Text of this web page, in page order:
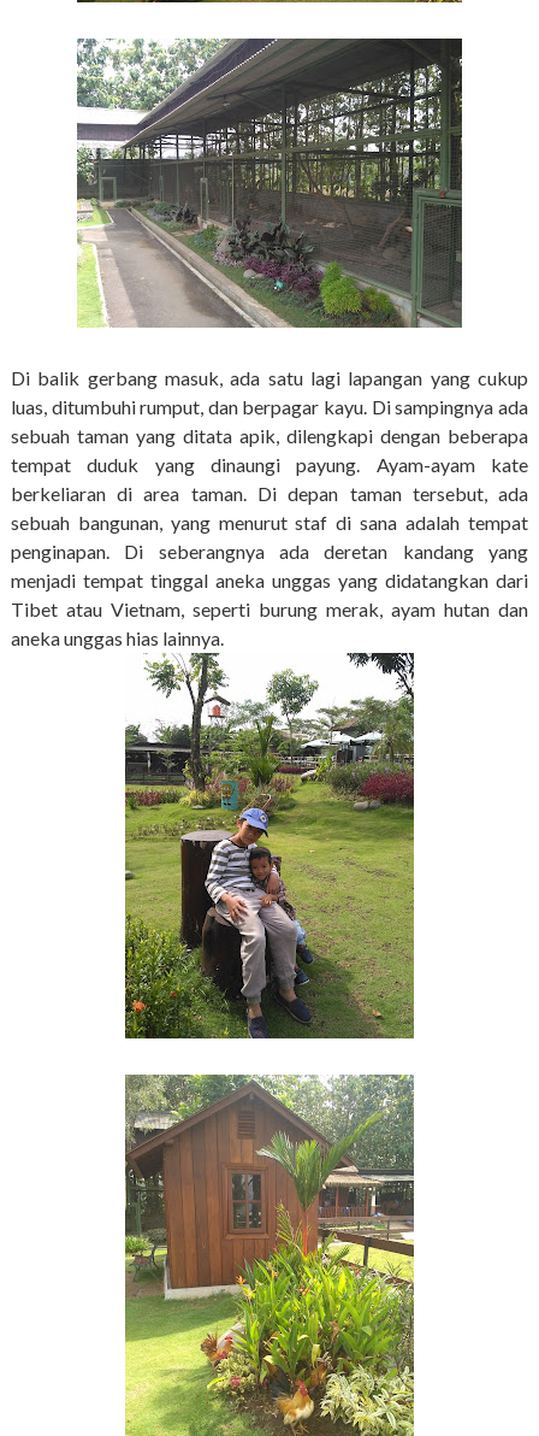
Di balik gerbang masuk, ada satu lagi lapangan yang cukup
luas, ditumbuhi rumput, dan berpagar kayu. Di sampingnya ada
sebuah taman yang ditata apik, dilengkapi dengan beberapa
tempat duduk yang dinaungi payung. Ayam-ayam kate
berkeliaran di area taman. Di depan taman tersebut, ada
sebuah bangunan, yang menurut staf di sana adalah tempat
penginapan. Di seberangnya ada deretan kandang yang
menjadi tempat tinggal aneka unggas yang didatangkan dari
Tibet atau Vietnam, seperti burung merak, ayam hutan dan
aneka unggas hias lainnya.